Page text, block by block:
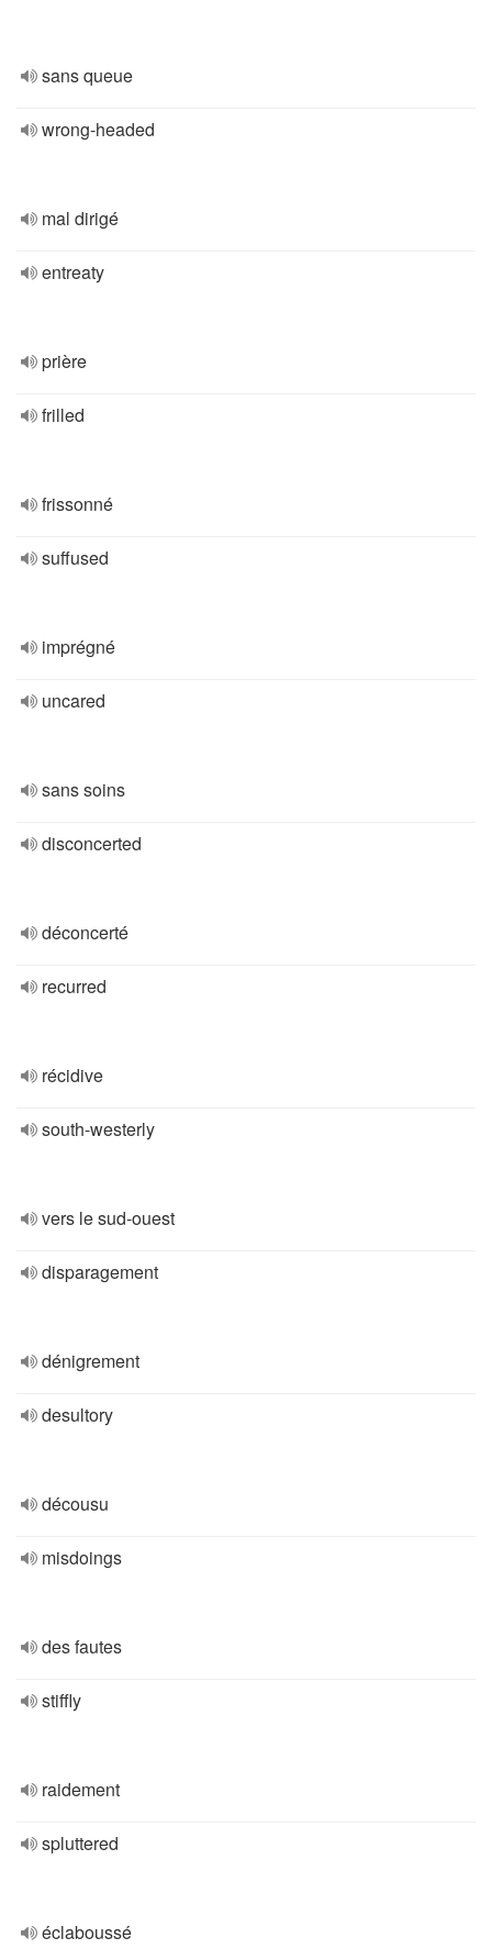
sans queue
wrong-headed
mal dirigé
entreaty
prière
frilled
frissonné
suffused
imprégné
uncared
sans soins
disconcerted
déconcerté
recurred
récidive
south-westerly
vers le sud-ouest
disparagement
dénigrement
desultory
décousu
misdoings
des fautes
stiffly
raidement
spluttered
éclaboussé